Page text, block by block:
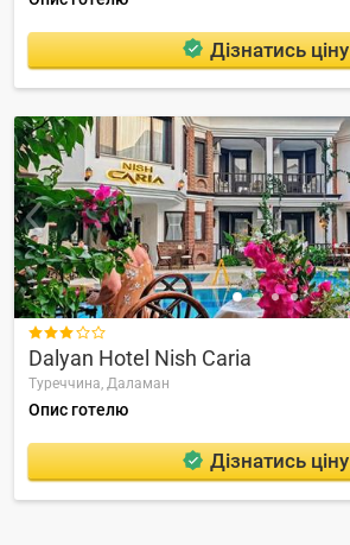
Дізнатись ціну

Dalyan Hotel Nish Caria
Туреччина, Даламан
Опис готелю
Дізнатись ціну